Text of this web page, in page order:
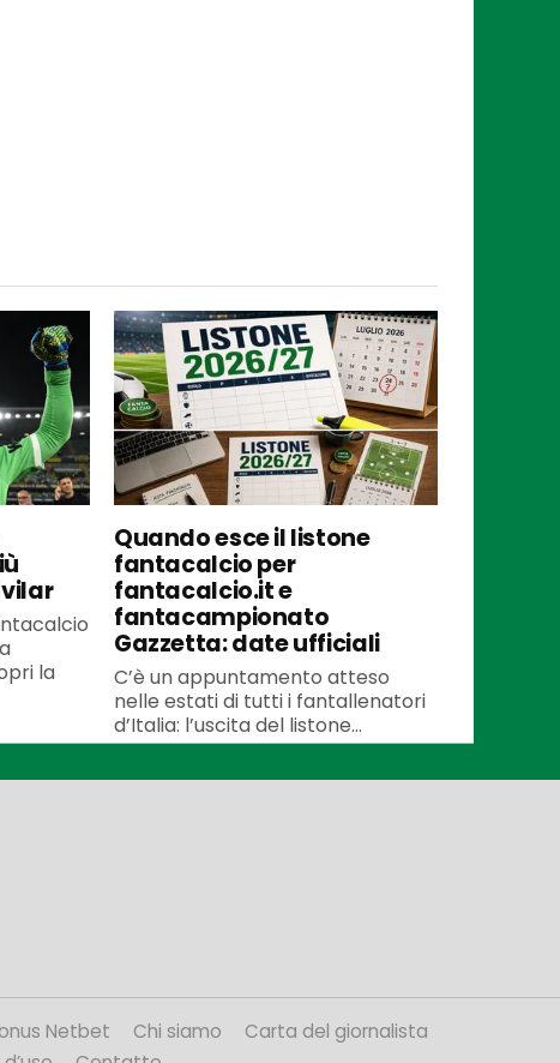
la
Quando esce il listone
fantacalcio per
fantacalcio.it e
fantacampionato
Gazzetta: date ufficiali
C’è un appuntamento atteso
nelle estati di tutti i fantallenatori
d’Italia: l’uscita del listone...
Netbet Chi siamo
Carta del giornalista